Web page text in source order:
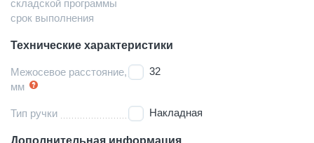
складской программы
срок выполнения
Технические характеристики
Межосевое расстояние,
мм
32
Тип ручки Накладная
Дополнительная информация